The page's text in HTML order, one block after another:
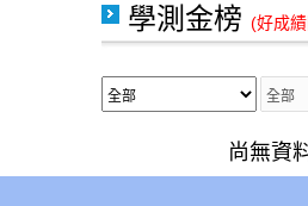
學測金榜(好成
尚無資